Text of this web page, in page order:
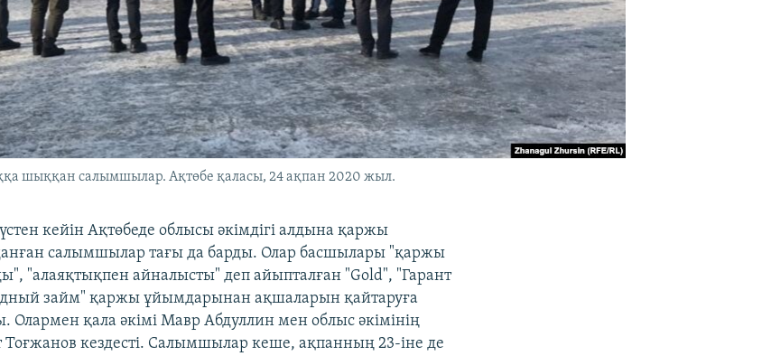
шыққан салымшылар. Ақтөбе қаласы, 24 ақпан 2020 жыл.
кейін Ақтөбеде облысы әкімдігі алдына қаржы
салымшылар тағы да барды. Олар басшылары "қаржы
"алаяқтықпен айналысты" деп айыпталған "Gold", "Гарант
займ" қаржы ұйымдарынан ақшаларын қайтаруға
Олармен қала әкімі Мавр Абдуллин мен облыс әкімінің
кездесті. Салымшылар кеше, ақпанның 23-іне де